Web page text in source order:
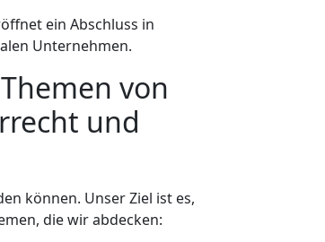
ein Abschluss in
Unternehmen.
von
und
können. Unser Ziel ist es,
die wir abdecken: